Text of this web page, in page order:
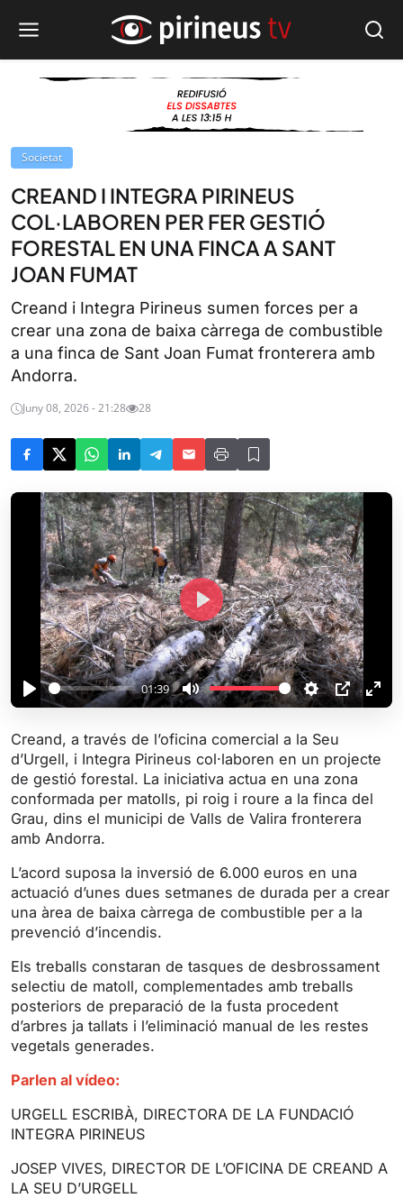
Societat
CREAND I INTEGRA PIRINEUS
COL·LABOREN PER FER GESTIÓ
FORESTAL EN UNA FINCA A SANT
JOAN FUMAT
Creand i Integra Pirineus sumen forces per a
crear una zona de baixa càrrega de combustible
a una finca de Sant Joan Fumat fronterera amb
Andorra.
Juny 08, 2026 - 21:28 28
P
a
y
01:39
M
e
S
e
t
t
i
n
P
P
E
t
l
e
P
l
a
y
Creand, a través de l’oficina comercial a la Seu
d’Urgell, i Integra Pirineus col·laboren en un projecte
de gestió forestal. La iniciativa actua en una zona
conformada per matolls, pi roig i roure a la finca del
Grau, dins el municipi de Valls de Valira fronterera
amb Andorra.
L’acord suposa la inversió de 6.000 euros en una
actuació d’unes dues setmanes de durada per a crear
una àrea de baixa càrrega de combustible per a la
prevenció d’incendis.
Els treballs constaran de tasques de desbrossament
selectiu de matoll, complementades amb treballs
posteriors de preparació de la fusta procedent
d’arbres ja tallats i l’eliminació manual de les restes
vegetals generades.
Parlen al vídeo:
URGELL ESCRIBÀ, DIRECTORA DE LA FUNDACIÓ
INTEGRA PIRINEUS
JOSEP VIVES, DIRECTOR DE L’OFICINA DE CREAND A
LA SEU D’URGELL